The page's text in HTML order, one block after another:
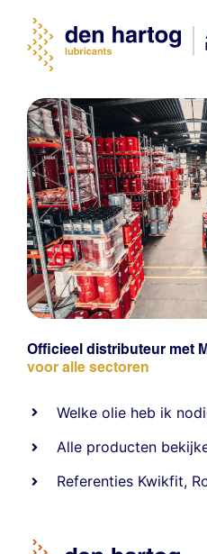
Officieel distributeur met
voor alle sectoren
Welke olie heb ik
Alle producten
Referenties Kwikfit,